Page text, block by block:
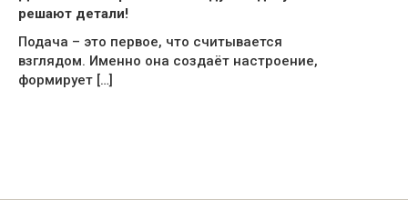
решают детали!
Подача – это первое, что считывается
взглядом. Именно она создаёт настроение,
формирует […]